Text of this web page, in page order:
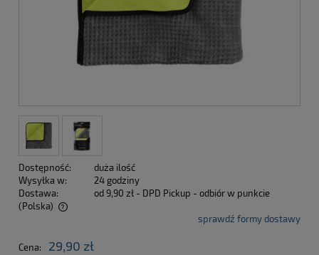
Dostępność:
duża ilość
Wysyłka w:
24 godziny
Dostawa:
od 9,90 zł - DPD Pickup - odbiór w punkcie
(Polska)
Cena nie zawiera ewentualnych kosztów płatnościsprawdź formy dostawy
Cena: 29,90 zł